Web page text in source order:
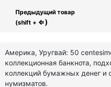
Предыдущий товар
(shift + ⇐)
Америка, Уругвай: 50
коллекционная банкнота,
коллекций бумажных денег и
нумизматов.